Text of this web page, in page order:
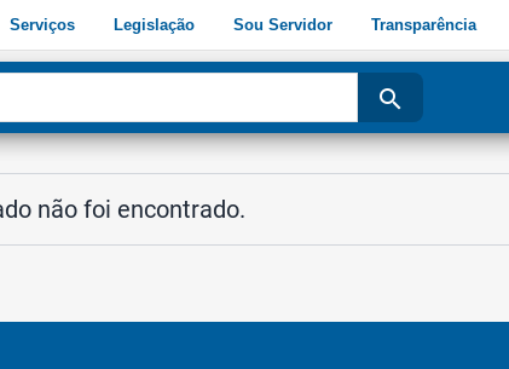
Serviços Legislação Sou Servidor Transparência
search
não foi encontrado.